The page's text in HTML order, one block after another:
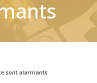
sont alarmants